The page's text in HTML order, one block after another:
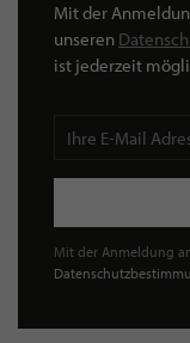
Mit der
unseren
ist jederzeit
Mit der Anmeldung